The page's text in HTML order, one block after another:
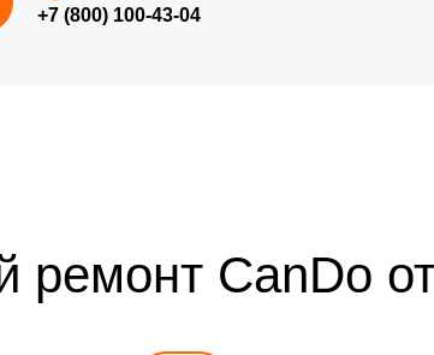
+7 (800) 100-43-04
ремонт CanDo